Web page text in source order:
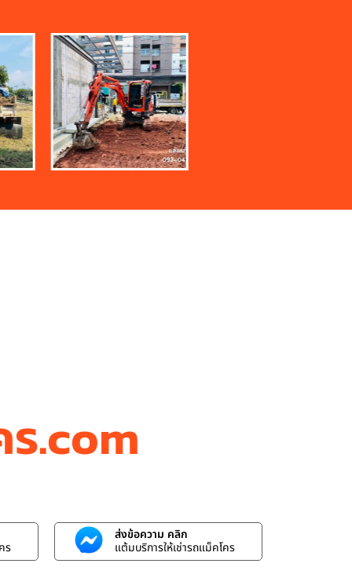
.com
ร
ส่งข้อความ คลิก
แต้มบริการให้เช่ารถแม็คโคร